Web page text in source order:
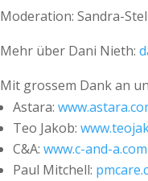
Moderation: Sandra-
Mehr über Dani Nieth:
Mit grossem Dank an
Astara:
Teo Jakob:
C&A: www.c-and-a.com
Paul Mitchell: